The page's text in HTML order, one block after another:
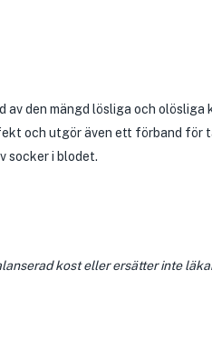
den mängd lösliga och olösliga
och utgör även ett förband för
socker i blodet.
kost eller ersätter inte